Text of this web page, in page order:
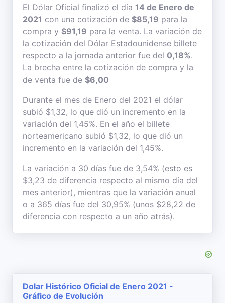
El Dólar Oficial finalizó el día 14 de Enero de
2021 con una cotización de $85,19 para la
compra y $91,19 para la venta. La variación de
la cotización del Dólar Estadounidense billete
respecto a la jornada anterior fue del 0,18%.
La brecha entre la cotización de compra y la
de venta fue de $6,00
Durante el mes de Enero del 2021 el dólar
subió $1,32, lo que dió un incremento en la
variación del 1,45%. En el año el billete
norteamericano subió $1,32, lo que dió un
incremento en la variación del 1,45%.
La variación a 30 días fue de 3,54% (esto es
$3,23 de diferencia respecto al mismo día del
mes anterior), mientras que la variación anual
o a 365 días fue del 30,95% (unos $28,22 de
diferencia con respecto a un año atrás).
Dolar Histórico Oficial de Enero 2021 -
Gráfico de Evolución